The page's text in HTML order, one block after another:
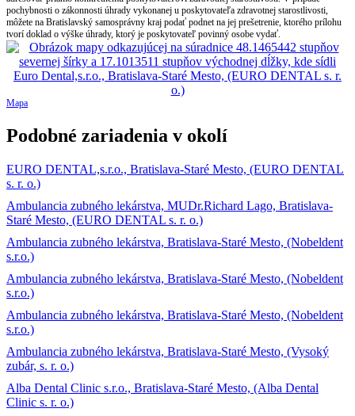
pochybnosti o zákonnosti úhrady vykonanej u poskytovateľa zdravotnej starostlivosti,
môžete na Bratislavský samosprávny kraj podať podnet na jej prešetrenie, ktorého prílohu
tvorí doklad o výške úhrady, ktorý je poskytovateľ povinný osobe vydať.
Mapa
Podobné zariadenia v okolí
EURO DENTAL,s.r.o., Bratislava-Staré Mesto, (EURO DENTAL
s. r. o.)
Ambulancia zubného lekárstva, MUDr.Richard Lago, Bratislava-
Staré Mesto, (EURO DENTAL s. r. o.)
Ambulancia zubného lekárstva, Bratislava-Staré Mesto, (Nobeldent
s.r.o.)
Ambulancia zubného lekárstva, Bratislava-Staré Mesto, (Nobeldent
s.r.o.)
Ambulancia zubného lekárstva, Bratislava-Staré Mesto, (Nobeldent
s.r.o.)
Ambulancia zubného lekárstva, Bratislava-Staré Mesto, (Vysoký
zubár, s. r. o.)
Alba Dental Clinic s.r.o., Bratislava-Staré Mesto, (Alba Dental
Clinic s. r. o.)